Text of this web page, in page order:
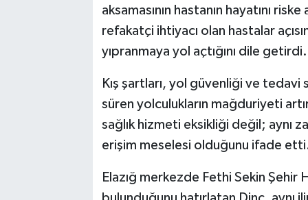
aksamasının hastanın hayatını
refakatçi ihtiyacı olan hastalar
yıpranmaya yol açtığını dile getirdi.
Kış şartları, yol güvenliği ve tedavi
süren yolculukların mağduriyeti
sağlık hizmeti eksikliği değil; aynı
erişim meselesi olduğunu ifade
Elazığ merkezde Fethi Sekin Şehir